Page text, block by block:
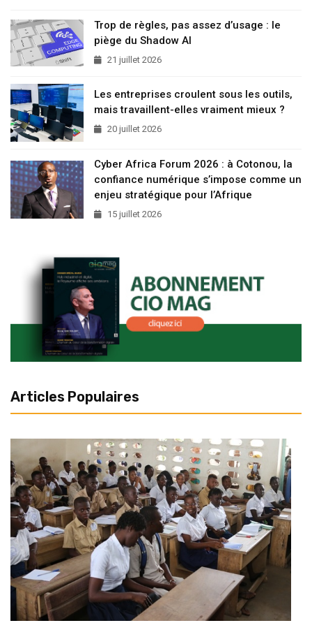
Trop de règles, pas assez d’usage : le
piège du Shadow AI
21 juillet 2026
Les entreprises croulent sous les outils,
mais travaillent-elles vraiment mieux ?
20 juillet 2026
Cyber Africa Forum 2026 : à Cotonou, la
confiance numérique s’impose comme un
enjeu stratégique pour l’Afrique
15 juillet 2026
Articles Populaires